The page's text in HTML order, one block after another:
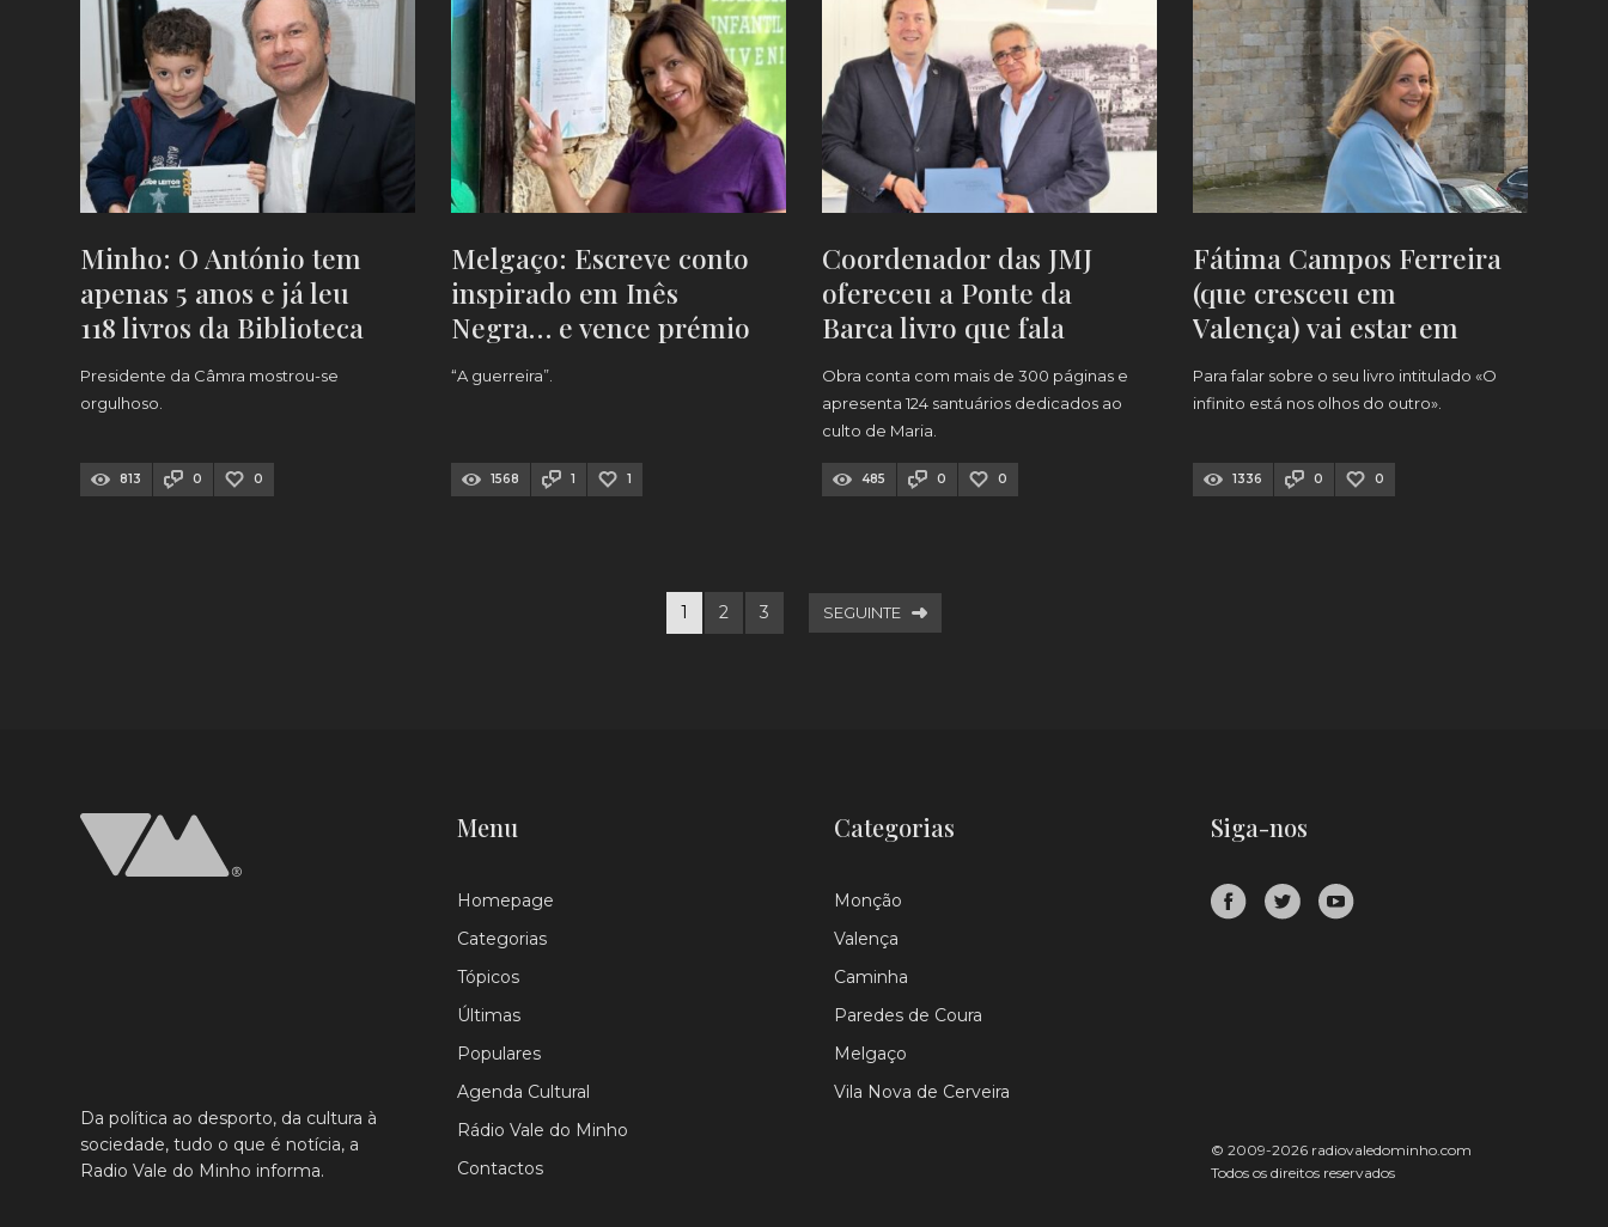
Minho: O António tem
apenas 5 anos e já leu
118 livros da Biblioteca
Municipal
Presidente da Câmra mostrou-se
orgulhoso.
813 0 0
Melgaço: Escreve conto
inspirado em Inês
Negra… e vence prémio
literário!
“A guerreira”.
1568 1 1
Coordenador das JMJ
ofereceu a Ponte da
Barca livro que fala
sobre Santuário de Nª
Srª da Paz
Obra conta com mais de 300 páginas e
apresenta 124 santuários dedicados ao
culto de Maria.
485 0 0
Fátima Campos Ferreira
(que cresceu em
Valença) vai estar em
Caminha
Para falar sobre o seu livro intitulado «O
infinito está nos olhos do outro».
1336 0 0
1 2 3 SEGUINTE
Da política ao desporto, da cultura à
sociedade, tudo o que é notícia, a
Radio Vale do Minho informa.
Menu
Homepage
Categorias
Tópicos
Últimas
Populares
Agenda Cultural
Rádio Vale do Minho
Contactos
Categorias
Monção
Valença
Caminha
Paredes de Coura
Melgaço
Vila Nova de Cerveira
Siga-nos
© 2009-2026 radiovaledominho.com
Todos os direitos reservados